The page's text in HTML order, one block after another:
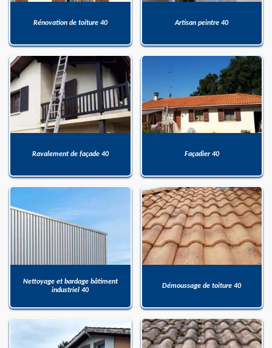
Rénovation de toiture 40 Artisan peintre 40
Ravalement de façade 40 Façadier 40
Nettoyage et bardage bâtiment
industriel 40
Démoussage de toiture 40